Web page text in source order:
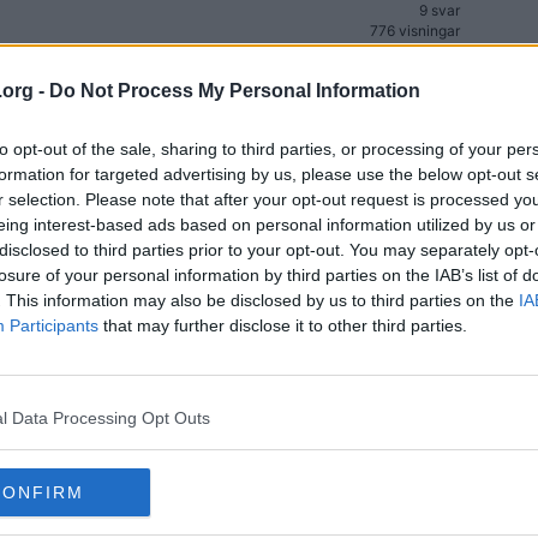
- Do Not Process My Personal Information
opt-out of the sale, sharing to third parties, or processing of your
for targeted advertising by us, please use the below opt-out
selection. Please note that after your opt-out request is processed
interest-based ads based on personal information utilized by us
to third parties prior to your opt-out. You may separately
of your personal information by third parties on the IAB’s list of
This information may also be disclosed by us to third parties on the
Participants that may further disclose it to other third parties.
Data Processing Opt Outs
9 svar
776 visningar
411 visningar
1 042 visningar
(4)
42 svar
6 702 visningar
12 svar
1 091 visningar
46 svar
4 264 visningar
23 svar